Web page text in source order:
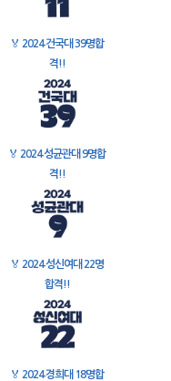
🏅 2024 건국대 39명합
격!!
🏅 2024 성균관대 9명합
격!!
🏅 2024 성신여대 22명
합격!!
🏅 2024 경희대 18명합